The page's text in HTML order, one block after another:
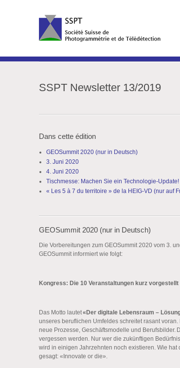
SSPT Newsletter 13/2019
Dans cette édition
GEOSummit 2020 (nur in Deutsch)
3. Juni 2020
4. Juni 2020
Tischmesse: Machen Sie ein Technologie-Update!
« Les 5 à 7 du territoire » de la HEIG-VD (nur auf
GEOSummit 2020 (nur in Deutsch)
Die Vorbereitungen zum GEOSummit 2020 vom 3.
GEOSummit informiert wie folgt:
Kongress: Die 10 Veranstaltungen kurz vorgestellt
Das Motto lautet«Der digitale Lebensraum –
unseres beruflichen Umfeldes schreitet rasant
neue Prozesse, Geschäftsmodelle und
vergessen werden. Nur wer die zukünftigen
wird in einigen Jahrzehnten noch existieren. Wie
gesagt: «Innovate or die».